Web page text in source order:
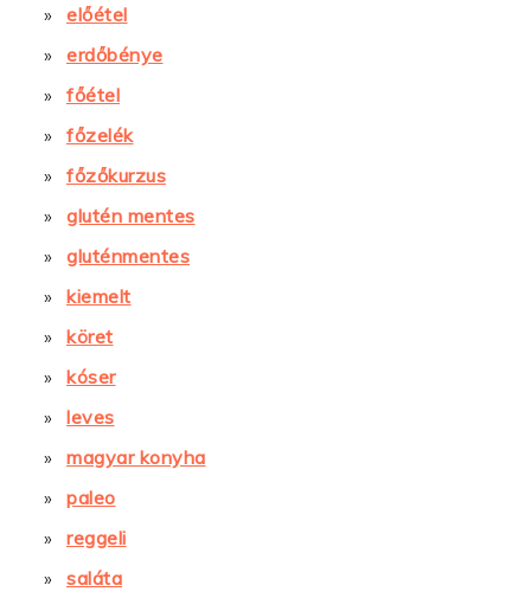
előétel
erdőbénye
főétel
főzelék
főzőkurzus
glutén mentes
gluténmentes
kiemelt
köret
kóser
leves
magyar konyha
paleo
reggeli
saláta